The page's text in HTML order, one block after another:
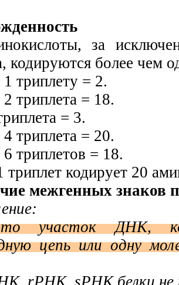
за
кодируются более чем
триплету = 2.
триплета = 18.
= 3.
триплета = 20.
триплетов = 18.
триплет кодирует 20
межгенных знаков
участок ДНК,
цепь или одну
, rPHK, sPHKбелки